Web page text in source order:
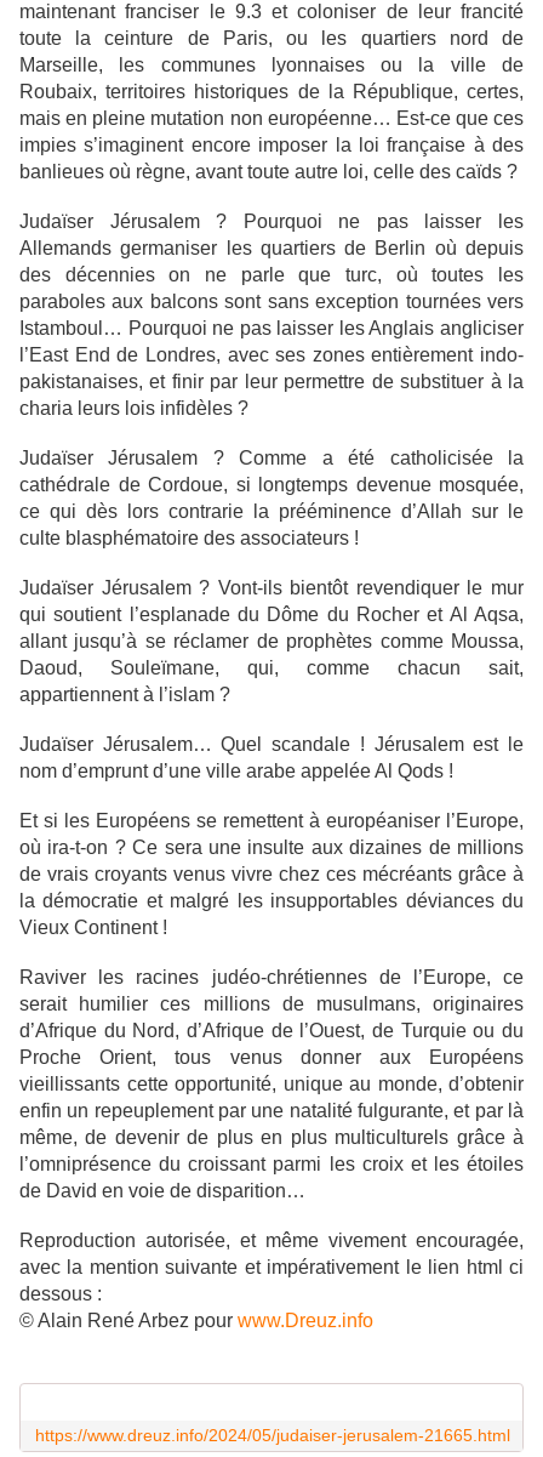
maintenant franciser le 9.3 et coloniser de leur francité
toute la ceinture de Paris, ou les quartiers nord de
Marseille, les communes lyonnaises ou la ville de
Roubaix, territoires historiques de la République, certes,
mais en pleine mutation non européenne… Est-ce que ces
impies s’imaginent encore imposer la loi française à des
banlieues où règne, avant toute autre loi, celle des caïds ?
Judaïser Jérusalem ? Pourquoi ne pas laisser les
Allemands germaniser les quartiers de Berlin où depuis
des décennies on ne parle que turc, où toutes les
paraboles aux balcons sont sans exception tournées vers
Istamboul… Pourquoi ne pas laisser les Anglais angliciser
l’East End de Londres, avec ses zones entièrement indo-
pakistanaises, et finir par leur permettre de substituer à la
charia leurs lois infidèles ?
Judaïser Jérusalem ? Comme a été catholicisée la
cathédrale de Cordoue, si longtemps devenue mosquée,
ce qui dès lors contrarie la prééminence d’Allah sur le
culte blasphématoire des associateurs !
Judaïser Jérusalem ? Vont-ils bientôt revendiquer le mur
qui soutient l’esplanade du Dôme du Rocher et Al Aqsa,
allant jusqu’à se réclamer de prophètes comme Moussa,
Daoud, Souleïmane, qui, comme chacun sait,
appartiennent à l’islam ?
Judaïser Jérusalem… Quel scandale ! Jérusalem est le
nom d’emprunt d’une ville arabe appelée Al Qods !
Et si les Européens se remettent à européaniser l’Europe,
où ira-t-on ? Ce sera une insulte aux dizaines de millions
de vrais croyants venus vivre chez ces mécréants grâce à
la démocratie et malgré les insupportables déviances du
Vieux Continent !
Raviver les racines judéo-chrétiennes de l’Europe, ce
serait humilier ces millions de musulmans, originaires
d’Afrique du Nord, d’Afrique de l’Ouest, de Turquie ou du
Proche Orient, tous venus donner aux Européens
vieillissants cette opportunité, unique au monde, d’obtenir
enfin un repeuplement par une natalité fulgurante, et par là
même, de devenir de plus en plus multiculturels grâce à
l’omniprésence du croissant parmi les croix et les étoiles
de David en voie de disparition…
Reproduction autorisée, et même vivement encouragée,
avec la mention suivante et impérativement le lien html ci
dessous :
© Alain René Arbez pour www.Dreuz.info
https://www.dreuz.info/2024/05/judaiser-jerusalem-21665.html